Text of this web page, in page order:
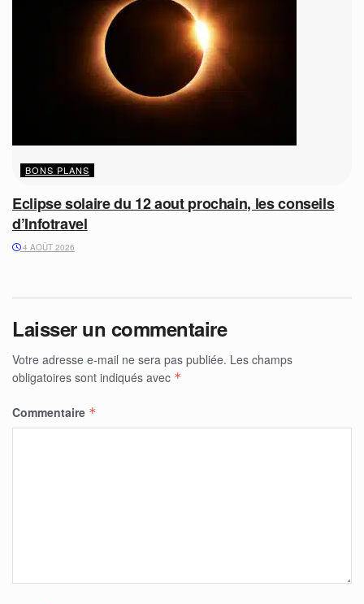
BONS PLANS
Eclipse solaire du 12 aout prochain, les conseils
d’Infotravel
4 AOÛT 2026
Laisser un commentaire
Votre adresse e-mail ne sera pas publiée. Les champs
obligatoires sont indiqués avec *
Commentaire *